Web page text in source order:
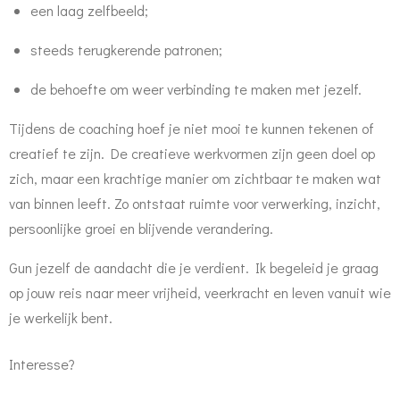
een laag zelfbeeld;
steeds terugkerende patronen;
de behoefte om weer verbinding te maken met jezelf.
Tijdens de coaching hoef je niet mooi te kunnen tekenen of
creatief te zijn. De creatieve werkvormen zijn geen doel op
zich, maar een krachtige manier om zichtbaar te maken wat
van binnen leeft. Zo ontstaat ruimte voor verwerking, inzicht,
persoonlijke groei en blijvende verandering.
Gun jezelf de aandacht die je verdient. Ik begeleid je graag
op jouw reis naar meer vrijheid, veerkracht en leven vanuit wie
je werkelijk bent.
Interesse?